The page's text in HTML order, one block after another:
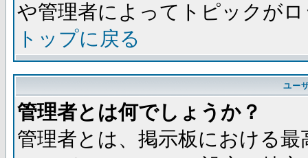
や管理者によってトピックが
トップに戻る
ユー
管理者とは何でしょうか？
管理者とは、掲示板における